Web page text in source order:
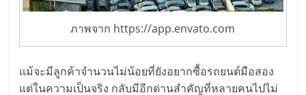
ภาพจาก https://app.envato.com
แม้จะมีลูกค้าจำนวนไม่น้อยที่ยังอยากซื้อรถยนต์มือสอง
แต่ในความเป็นจริง กลับมีอีกด่านสำคัญที่หลายคนไปไม่